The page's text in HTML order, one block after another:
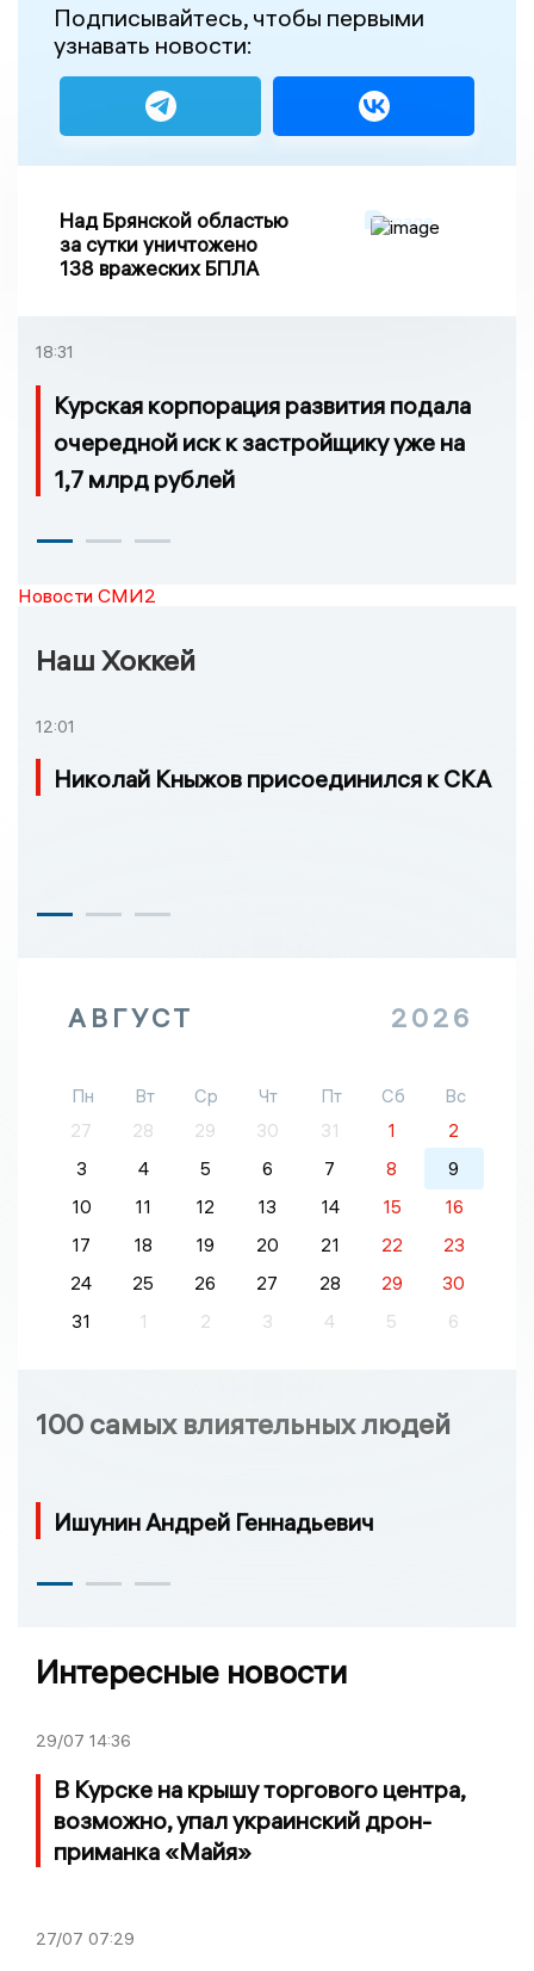
Подписывайтесь, чтобы первыми
узнавать новости:
Над Брянской областью
за сутки уничтожено
138 вражеских БПЛА
18:31
Курская корпорация развития подала
очередной иск к застройщику уже на
1,7 млрд рублей
Новости СМИ2
Наш Хоккей
12:01
Николай Кныжов присоединился к СКА
АВГУСТ 2026
Пн Вт Ср Чт Пт Сб
Вс
27
28 29 30 31 1
2
3
4 5 6 7 8
9
10
11 12 13 14 15
16
17
18 19 20 21 22
23
24
25 26 27 28 29
30
31
1 2 3 4 5 6
100 самых влиятельных людей
Ишунин Андрей Геннадьевич
Интересные новости
29/07 14:36
В Курске на крышу торгового центра,
возможно, упал украинский дрон-
приманка «Майя»
27/07 07:29